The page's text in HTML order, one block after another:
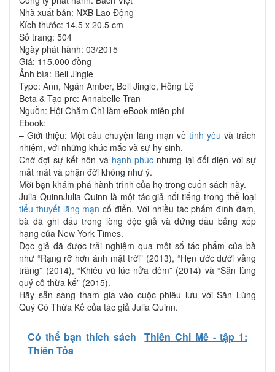
Nhà xuất bản: NXB Lao Động
Kích thước: 14.5 x 20.5 cm
Số trang: 504
Ngày phát hành: 03/2015
Giá: 115.000 đồng
Ảnh bìa: Bell Jingle
Type: Ann, Ngân Amber, Bell Jingle, Hồng Lệ
Beta & Tạo prc: Annabelle Tran
Nguồn: Hội Chăm Chỉ làm eBook miễn phí
Ebook:
– Giới thiệu: Một câu chuyện lãng mạn về tình yêu và trách
nhiệm, với những khúc mắc và sự hy sinh.
Chờ đợi sự kết hôn và hạnh phúc nhưng lại đối diện với sự
mất mát và phận đời không như ý.
Mời bạn khám phá hành trình của họ trong cuốn sách này.
Julia QuinnJulia Quinn là một tác giả nổi tiếng trong thể loại
tiểu thuyết lãng mạn cổ điển. Với nhiều tác phẩm đình đám,
bà đã ghi dấu trong lòng độc giả và đứng đầu bảng xếp
hạng của New York Times.
Đọc giả đã được trải nghiệm qua một số tác phẩm của bà
như “Rạng rỡ hơn ánh mặt trời” (2013), “Hẹn ước dưới vầng
trăng” (2014), “Khiêu vũ lúc nửa đêm” (2014) và “Săn lùng
quý cô thừa kế” (2015).
Hãy sẵn sàng tham gia vào cuộc phiêu lưu với Săn Lùng
Quý Cô Thừa Kế của tác giả Julia Quinn.
Có thể bạn thích sách
Thiên Chi Mê - tập 1:
Thiên Tỏa